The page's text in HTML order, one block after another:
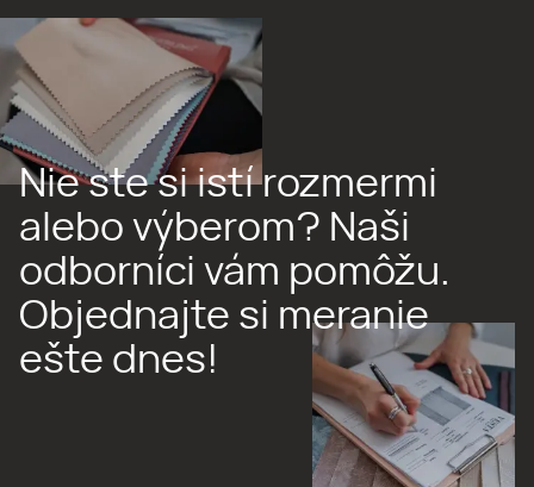
Nie ste si istí rozmermi
alebo výberom? Naši
odborníci vám pomôžu.
Objednajte si meranie
ešte dnes!